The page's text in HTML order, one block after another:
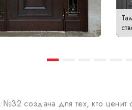
создана для тех, кто